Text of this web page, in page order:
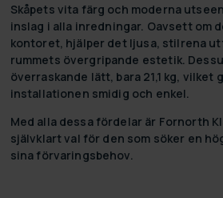
Skåpets vita färg och moderna
inslag i alla inredningar. Oavsett om
kontoret, hjälper det ljusa, stilrena
rummets övergripande estetik.
överraskande lätt, bara 21,1 kg, vilket
installationen smidig och enkel.
Med alla dessa fördelar är Fornorth
självklart val för den som söker en
sina förvaringsbehov.